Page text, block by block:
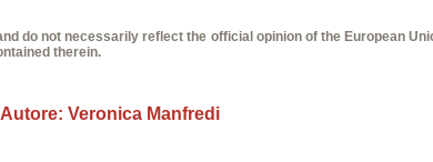
do not necessarily reflect the official opinion of the European
therein.
Autore: Veronica Manfredi